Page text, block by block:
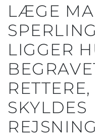
LÆGE
LIGGER
SKYLDES